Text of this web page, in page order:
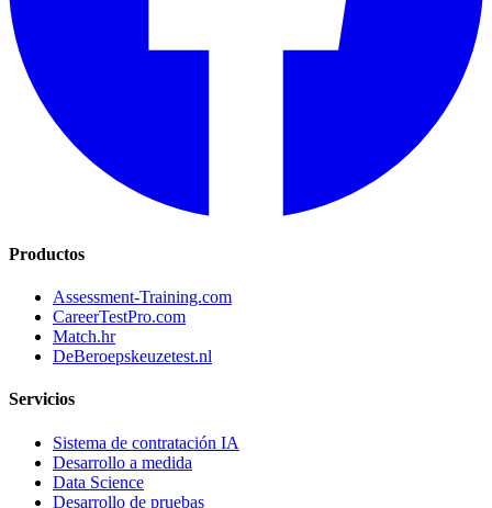
Productos
Assessment-Training.com
CareerTestPro.com
Match.hr
DeBeroepskeuzetest.nl
Servicios
Sistema de contratación IA
Desarrollo a medida
Data Science
Desarrollo de pruebas